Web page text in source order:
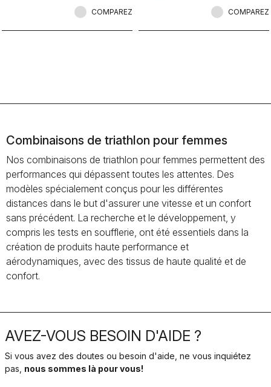
COMPAREZ
optimized for high speeds.COMPAREZ
Combinaisons de triathlon pour femmes
Nos combinaisons de triathlon pour femmes permettent des
performances qui dépassent toutes les attentes. Des
modèles spécialement conçus pour les différentes
distances dans le but d'assurer une vitesse et un confort
sans précédent. La recherche et le développement, y
compris les tests en soufflerie, ont été essentiels dans la
création de produits haute performance et
aérodynamiques, avec des tissus de haute qualité et de
confort.
AVEZ-VOUS BESOIN D'AIDE ?
Si vous avez des doutes ou besoin d'aide, ne vous inquiétez
pas, nous sommes là pour vous!